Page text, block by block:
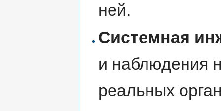
ней.
Системная
и наблюдения
реальных